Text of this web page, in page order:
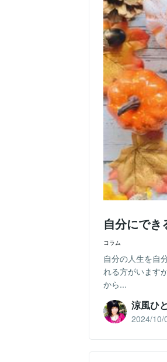
自分にでき
コラム
自分の人生を自
れる方がいます
から...
涼風ひ
2024/10/